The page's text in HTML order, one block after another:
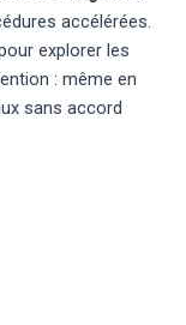
accélérées.
explorer les
: même en
sans accord